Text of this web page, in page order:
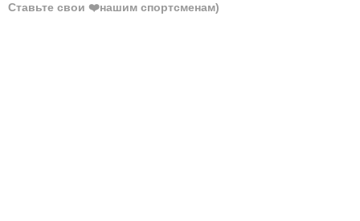
Ставьте свои ❤️нашим спортсменам)